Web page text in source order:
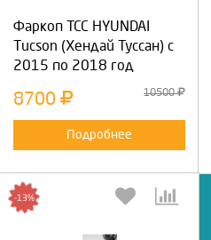
Фаркоп ТСС HYUNDAI
Tucson (Хендай Туссан) с
2015 по 2018 год
8700 10500
Подробнее
-13%